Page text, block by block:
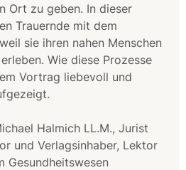
Ort zu geben. In dieser
Trauernde mit dem
sie ihren nahen Menschen
Wie diese Prozesse
Vortrag liebevoll und
Halmich LL.M., Jurist
und Verlagsinhaber, Lektor
Gesundheitswesen